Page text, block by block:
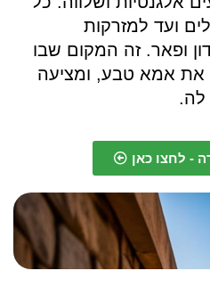
ועד למזרקות
ופאר. זה המקום שבו
את אמא טבע, ומציעה
לה.
- לחצו כאן